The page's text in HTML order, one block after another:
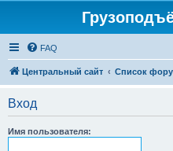
FAQ
Центральный сайт Список
Вход
Имя пользователя: